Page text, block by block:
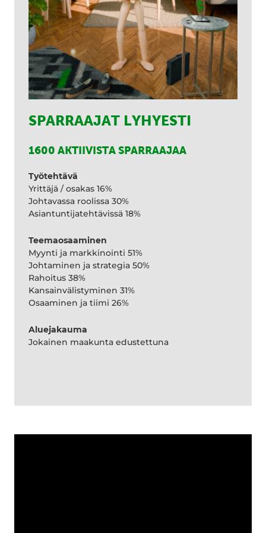
SPARRAAJAT LYHYESTI
1600 AKTIIVISTA SPARRAAJAA
Työtehtävä
Yrittäjä / osakas 16%
Johtavassa roolissa 30%
Asiantuntijatehtävissä 18%
Teemaosaaminen
Myynti ja markkinointi 51%
Johtaminen ja strategia 50%
Rahoitus 38%
Kansainvälistyminen 31%
Osaaminen ja tiimi 26%
Aluejakauma
Jokainen maakunta edustettuna